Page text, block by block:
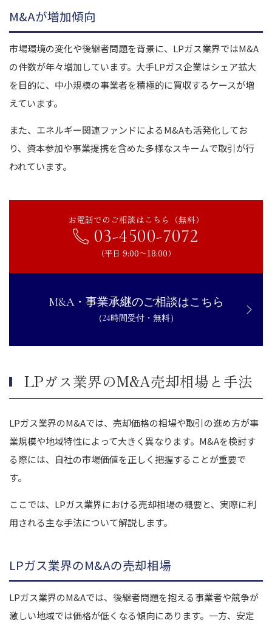
M&Aが増加傾向
市場環境の変化や後継者問題を背景に、LPガス業界ではM&A
の件数が年々増加しています。大手LPガス企業はシェア拡大
を目的に、中小規模の事業者を積極的に買収するケースが増
えています。
また、エネルギー関連ファンドによるM&Aも活発化してお
り、資本参加や事業提携を含めた多様なスキームで取引が行
われています。
お電話でのご相談はこちら（無料）
03-4500-7072
（平日 9:00〜18:00）
M&A・事業承継のご相談はこちら
（24時間受付・無料）
LPガス業界のM&A売却相場と手法
LPガス業界のM&Aでは、売却価格の相場や取引の進め方が事
業規模や地域特性によって大きく異なります。M&Aを検討す
る際には、自社の市場価値を正しく把握することが重要で
す。
ここでは、LPガス業界における売却相場の概要と、実際に利
用される主な手法について解説します。
LPガス業界のM&Aの売却相場
LPガス業界のM&Aでは、後継者問題を抱える事業者や競争が
激しい地域では価格が低くなる傾向にあります。一方、安定